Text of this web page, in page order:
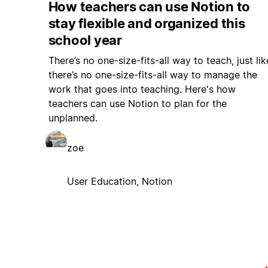
How teachers can use Notion to
stay flexible and organized this
school year
There’s no one-size-fits-all way to teach, just
there’s no one-size-fits-all way to manage the
work that goes into teaching. Here's how
teachers can use Notion to plan for the
unplanned.
zoe
User Education, Notion